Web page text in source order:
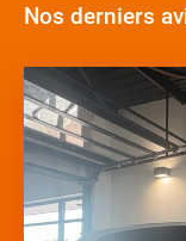
Nos derniers